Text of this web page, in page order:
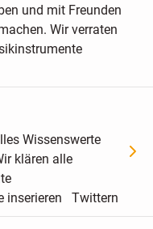
und mit Freunden
Wir verraten
Wissenswerte
klären alle
inserieren Twittern